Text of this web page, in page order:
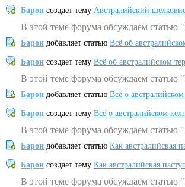
Барон создает тему Австралийский
В этой теме форума обсуждаем статью
Барон добавляет статью Всё об
Барон создает тему Всё об австралийском
В этой теме форума обсуждаем статью
Барон добавляет статью Всё о
Барон создает тему Всё о австралийском
В этой теме форума обсуждаем статью
Барон добавляет статью Как австралийская
Барон создает тему Как австралийская
В этой теме форума обсуждаем статью